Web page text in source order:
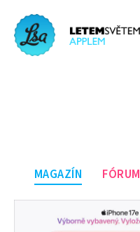
MAGAZÍN FÓRUM